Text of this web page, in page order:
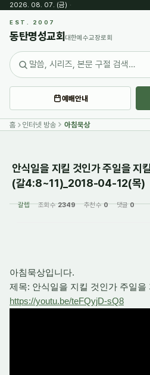
2026. 08. 07. (금) ·
EST. 2007
동탄명성교회 대한예수교장로회
예배안내
홈 인터넷 방송 아침묵상
안식일을 지킬 것인가 주일을 지
(갈4:8~11)_2018-04-12(목)
갈렙 조회 수2349 추천 수0 댓글0
아침묵상입니다.
제목: 안식일을 지킬 것인가 주일을
https://youtu.be/teFQyjD-sQ8
Sketchbook5, 스
Sketchbook5, 스